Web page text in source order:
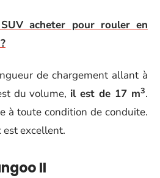
acheter pour rouler en
de chargement allant à
du volume, il est de 17 m3.
à toute condition de conduite.
excellent.
II